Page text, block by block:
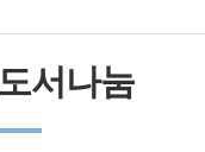
서나눔